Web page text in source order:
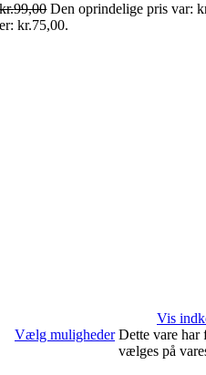
kr.99,00 Den oprindelige pris var:
er: kr.75,00.
Vis
Vælg muligheder Dette vare har
vælges på